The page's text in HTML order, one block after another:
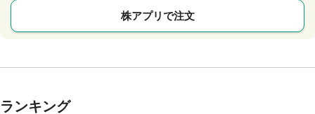
株アプリで注文
ランキング